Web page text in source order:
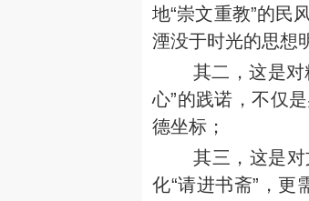
地“崇文重教”的民
湮没于时光的思想
其二，这是对
心”的践诺，不仅
德坐标；
其三，这是
化“请进书斋”，更